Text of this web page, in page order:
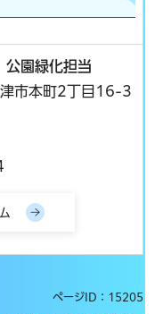
園緑化担当
市本町2丁目16-3
ページID：15205